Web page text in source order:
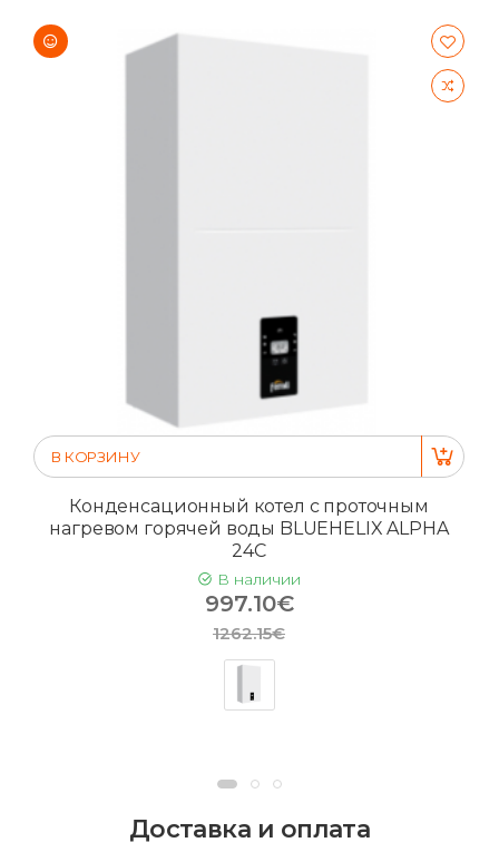
В КОРЗИНУ
Конденсационный котел с проточным
нагревом горячей воды BLUEHELIX ALPHA
24C
В наличии
997.10€
1262.15€
Доставка и оплата